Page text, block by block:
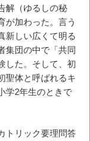
解（ゆるしの秘
が加わった。言う
新しい広くて明る
集団の中で「共同
した。そして、初
聖体と呼ばれるキ
学2年生のときで
トリック要理問答